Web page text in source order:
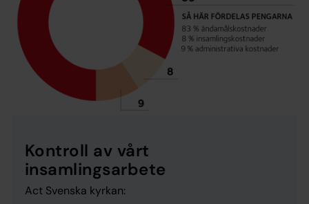
Kontroll av vårt
insamlingsarbete
Act Svenska kyrkan: